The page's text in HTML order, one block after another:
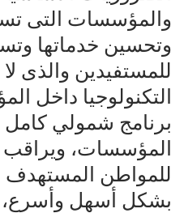
والمؤسسات التى
وتحسين خدماتها
للمستفيدين والذى
التكنولوجيا داخل
برنامج شمولي كامل
المؤسسات، ويراقب
للمواطن المستهدف
بشكل أسهل وأسرع،